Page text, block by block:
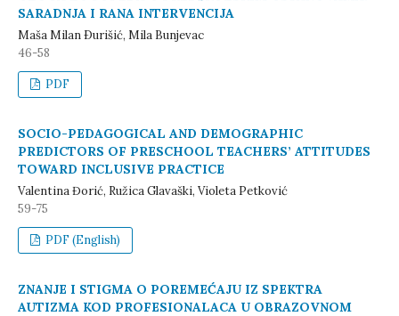
SARADNJA I RANA INTERVENCIJA
Maša Milan Ðurišić, Mila Bunjevac
46-58
PDF
SOCIO-PEDAGOGICAL AND DEMOGRAPHIC
PREDICTORS OF PRESCHOOL TEACHERS’ ATTITUDES
TOWARD INCLUSIVE PRACTICE
Valentina Đorić, Ružica Glavaški, Violeta Petković
59-75
PDF (English)
ZNANJE I STIGMA O POREMEĆAJU IZ SPEKTRA
AUTIZMA KOD PROFESIONALACA U OBRAZOVNOM